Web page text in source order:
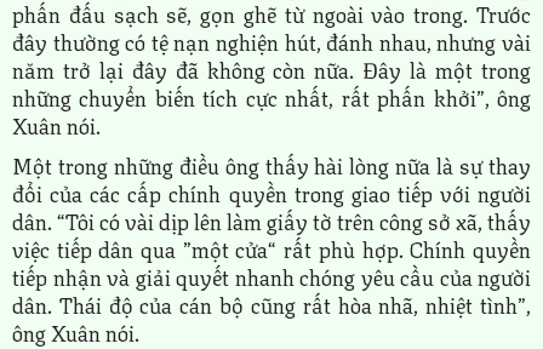
phấn đấu sạch sẽ, gọn ghẽ từ ngoài vào trong. Trước
đây thường có tệ nạn nghiện hút, đánh nhau, nhưng vài
năm trở lại đây đã không còn nữa. Đây là một trong
những chuyển biến tích cực nhất, rất phấn khởi”, ông
Xuân nói.
Một trong những điều ông thấy hài lòng nữa là sự thay
đổi của các cấp chính quyền trong giao tiếp với người
dân. “Tôi có vài dịp lên làm giấy tờ trên công sở xã, thấy
việc tiếp dân qua ”một cửa“ rất phù hợp. Chính quyền
tiếp nhận và giải quyết nhanh chóng yêu cầu của người
dân. Thái độ của cán bộ cũng rất hòa nhã, nhiệt tình”,
ông Xuân nói.